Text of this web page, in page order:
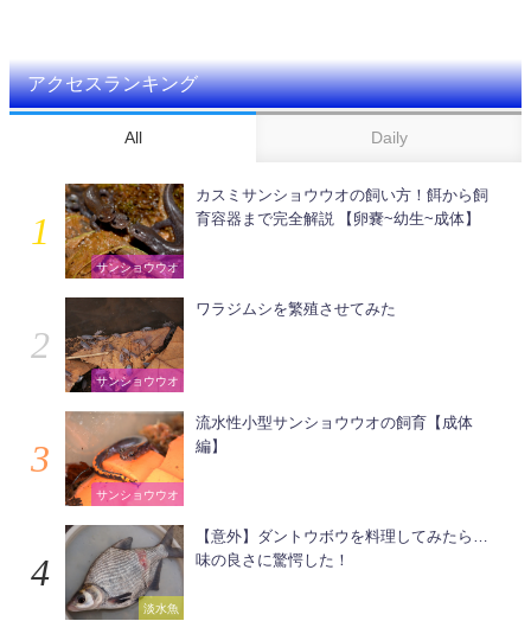
アクセスランキング
All Daily
サンショウウオ
カスミサンショウウオの飼い方！餌から飼
育容器まで完全解説 【卵嚢~幼生~成体】
サンショウウオ
ワラジムシを繁殖させてみた
サンショウウオ
流水性小型サンショウウオの飼育【成体
編】
淡水魚
【意外】ダントウボウを料理してみたら…
味の良さに驚愕した！